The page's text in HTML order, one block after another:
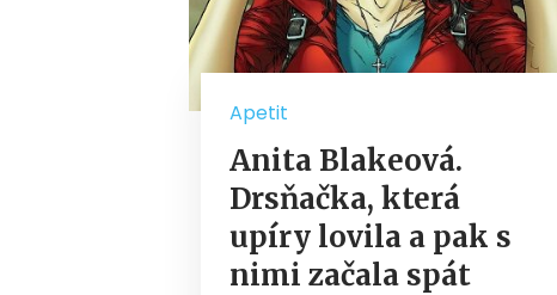
Apetit
Anita Blakeová.
Drsňačka, která
upíry lovila a pak s
nimi začala spát